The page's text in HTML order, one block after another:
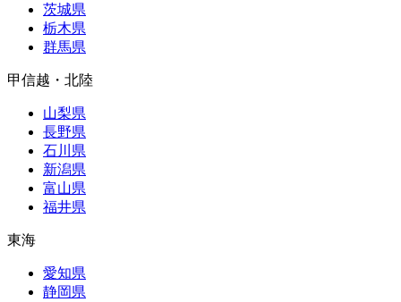
茨城県
栃木県
群馬県
甲信越・北陸
山梨県
長野県
石川県
新潟県
富山県
福井県
東海
愛知県
静岡県